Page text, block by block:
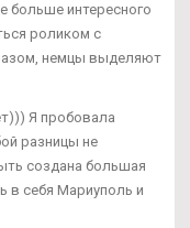
больше интересного
роликом с
немцы выделяют
Я пробовала
разницы не
создана большая
в себя Мариуполь и